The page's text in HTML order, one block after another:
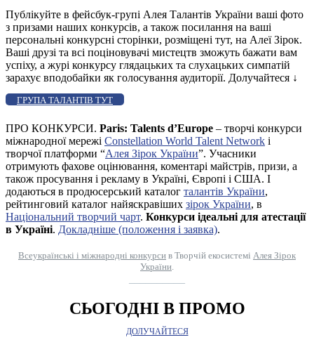
Публікуйте в фейсбук-групі Алея Талантів України ваші фото
з призами наших конкурсів, а також посилання на ваші
персональні конкурсні сторінки, розміщені тут, на Алеї Зірок.
Ваші друзі та всі поціновувачі мистецтв зможуть бажати вам
успіху, а журі конкурсу глядацьких та слухацьких симпатій
зарахує вподобайки як голосування аудиторії. Долучайтеся ↓
ГРУПА ТАЛАНТІВ ТУТ
ПРО КОНКУРСИ. Paris: Talents d’Europe – творчі конкурси
міжнародної мережі Constellation World Talent Network і
творчої платформи “Алея Зірок України”. Учасники
отримують фахове оцінювання, коментарі майстрів, призи, а
також просування і рекламу в Україні, Європі і США. І
додаються в продюсерський каталог талантів України,
рейтинговий каталог найяскравіших зірок України, в
Національний творчий чарт. Конкурси ідеальні для атестації
в Україні. Докладніше (положення і заявка).
Всеукраїнські і міжнародні конкурси в Творчій екосистемі Алея Зірок
України.
СЬОГОДНІ В ПРОМО
ДОЛУЧАЙТЕСЯ